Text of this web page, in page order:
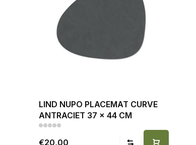
LIND NUPO PLACEMAT CURVE
ANTRACIET 37 x 44 CM
€20,00